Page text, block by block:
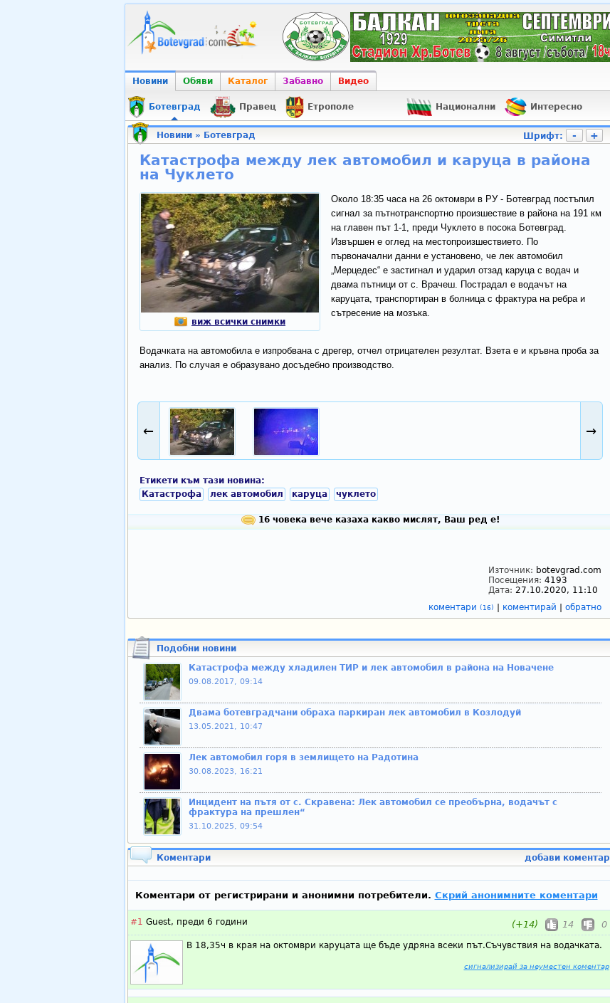
Новини Обяви Каталог Забавно Видео
Ботевград Правец Етрополе Национални Интересно
Новини» Ботевград Шрифт: - +
Катастрофа между лек автомобил и каруца в района
на Чуклето
виж всички снимки
Около 18:35 часа на 26 октомври в РУ - Ботевград постъпил
сигнал за пътнотранспортно произшествие в района на 191 км
на главен път 1-1, преди Чуклето в посока Ботевград.
Извършен е оглед на местопроизшествието. По
първоначални данни е установено, че лек автомобил
„Мерцедес“ е застигнал и ударил отзад каруца с водач и
двама пътници от с. Врачеш. Пострадал е водачът на
каруцата, транспортиран в болница с фрактура на ребра и
сътресение на мозъка.
Водачката на автомобила е изпробвана с дрегер, отчел отрицателен резултат. Взета е и кръвна проба за
анализ. По случая е образувано досъдебно производство.
← →
Етикети към тази новина:
Катастрофа
лек автомобил каруца чуклето
16 човека вече казаха какво мислят, Ваш ред е!
Източник: botevgrad.com
Посещения: 4193
Дата: 27.10.2020, 11:10
коментари (16) коментирай обратно
Подобни новини
Катастрофа между хладилен ТИР и лек автомобил в района на Новачене
09.08.2017, 09:14
Двама ботевградчани обраха паркиран лек автомобил в Козлодуй
13.05.2021, 10:47
Лек автомобил горя в землището на Радотина
30.08.2023, 16:21
Инцидент на пътя от с. Скравена: Лек автомобил се преобърна, водачът с
фрактура на прешлен“
31.10.2025, 09:54
Коментари добави коментар
Коментари от регистрирани и анонимни потребители. Скрий анонимните коментари
#1 Guest, преди 6 години (+14) 14 0
В 18,35ч в края на октомври каруцата ще бъде удряна всеки път.Съчувствия на водачката.
сигнализирай за неуместен коментар